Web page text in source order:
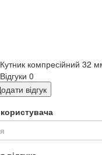
Кутник компресійний 32
Відгуки 0
відгук